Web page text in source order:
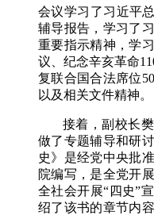
会议学习了习近平
辅导报告，学习了
重要指示精神，学
议、纪念辛亥革命
复联合国合法席位
以及相关文件精神。
接着，副校长樊
做了专题辅导和研
史》是经党中央批
院编写，是全党开
全社会开展“四史”
绍了该书的章节内